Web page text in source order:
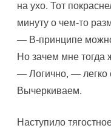
на ухо. Тот
минуту о чем-то
— В-принципе
Но зачем мне тогда
— Логично, — легко
Вычеркиваем.
Наступило